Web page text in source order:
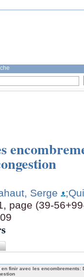
Serge
page (39-
en finir avec les encombrements: